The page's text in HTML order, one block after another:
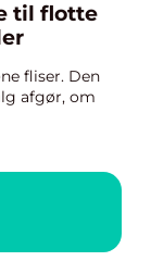
til flotte
fliser. Den
afgør, om